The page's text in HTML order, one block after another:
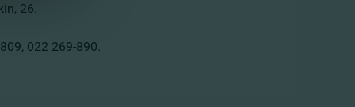
26.
022 269-890.